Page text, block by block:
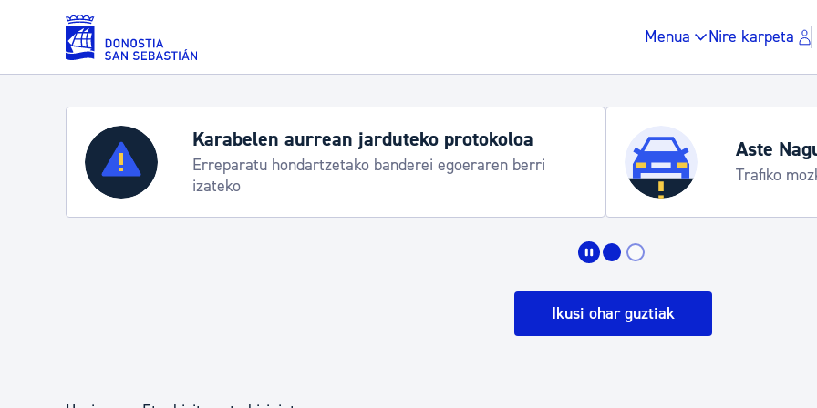
Eduki nagusira joan
Menua Nire karpeta
Zerbitzuak
Errolda eta gai pertsonalak
Gune publikoa,
Karabelen aurrean jarduteko protokoloa
Erreparatu hondartzetako banderei egoeraren berri
izateko
Aste Nagusia 2026
Trafiko mozketak eta
Ikusi ohar guztiak